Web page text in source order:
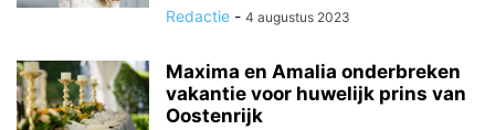
Redactie - 4 augustus 2023
Maxima en Amalia onderbreken
vakantie voor huwelijk prins van
Oostenrijk